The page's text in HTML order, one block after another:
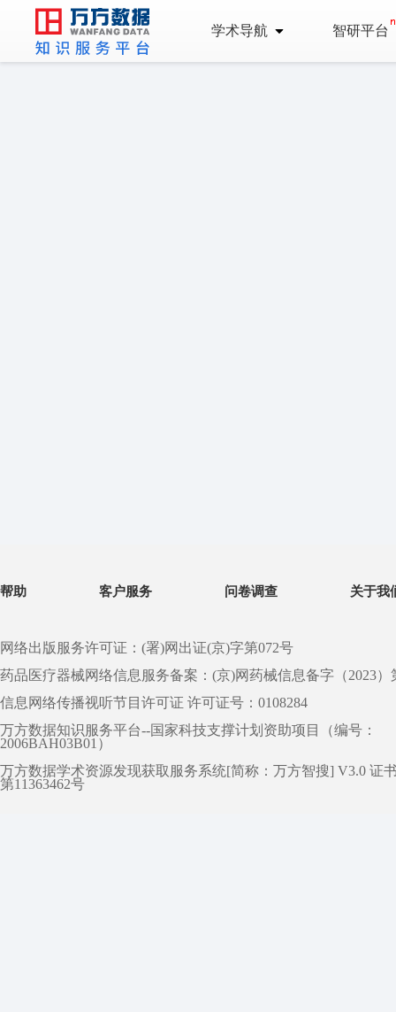
学术导航 智研平台
帮助 客户服务 问卷调查 关于我
网络出版服务许可证：(署)网出证(京)字第072号
药品医疗器械网络信息服务备案：(京)网药械信息备字（2023）
信息网络传播视听节目许可证 许可证号：0108284
万方数据知识服务平台--国家科技支撑计划资助项目（编号：
2006BAH03B01）
万方数据学术资源发现获取服务系统[简称：万方智搜] V3.0 证
第11363462号